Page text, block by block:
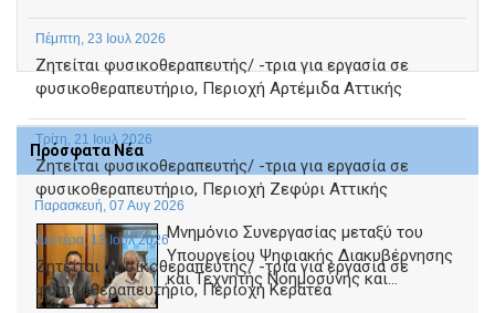
Πέμπτη, 23 Ιουλ 2026
Ζητείται φυσικοθεραπευτής/ -τρια για εργασία σε
φυσικοθεραπευτήριο, Περιοχή Αρτέμιδα Αττικής
Τρίτη, 21 Ιουλ 2026
Ζητείται φυσικοθεραπευτής/ -τρια για εργασία σε
φυσικοθεραπευτήριο, Περιοχή Ζεφύρι Αττικής
Δευτέρα, 13 Ιουλ 2026
Ζητείται φυσικοθεραπευτής/ -τρια για εργασία σε
φυσικοθεραπευτήριο, Περιοχή Κερατέα
Πρόσφατα Νέα
Παρασκευή, 07 Αυγ 2026
Μνημόνιο Συνεργασίας μεταξύ του
Υπουργείου Ψηφιακής Διακυβέρνησης
και Τεχνητής Νοημοσύνης και...